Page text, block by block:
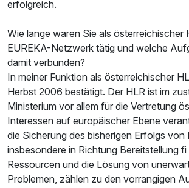
erfolgreich.
Wie lange waren Sie als österreichischer
EUREKA-Netzwerk tätig und welche
damit verbunden?
In meiner Funktion als österreichischer
Herbst 2006 bestätigt. Der HLR ist im
Ministerium vor allem für die Vertretung
Interessen auf europäischer Ebene
die Sicherung des bisherigen Erfolgs von
insbesondere in Richtung Bereitstellung fi
Ressourcen und die Lösung von
Problemen, zählen zu den vorrangigen